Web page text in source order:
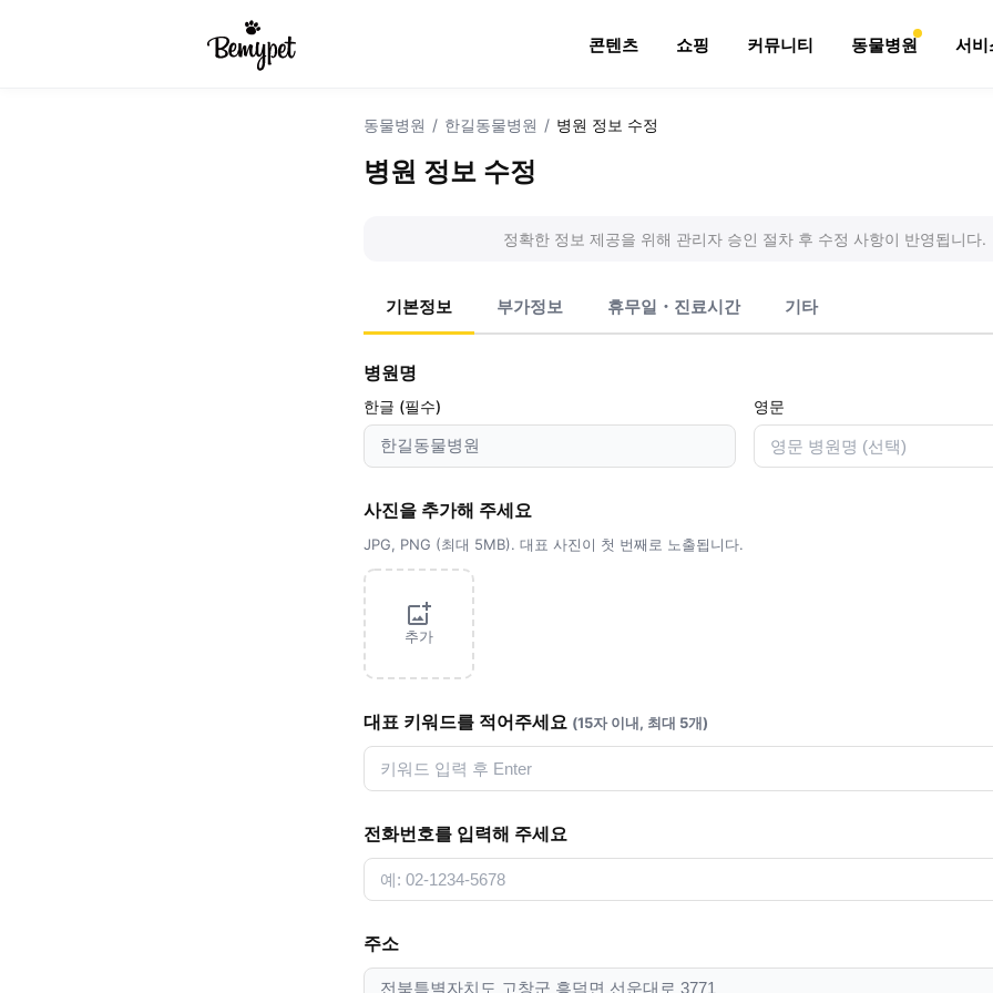
콘텐츠 쇼핑 커뮤니티 동물병원 서비
동물병원 / 한길동물병원 / 병원 정보 수정
병원 정보 수정
정확한 정보 제공을 위해 관리자 승인 절차 후 수정 사항이 반영됩니다.
기본정보 부가정보 휴무일・진료시간 기타
병원명
한글 (필수) 영문
사진을 추가해 주세요
JPG, PNG (최대 5MB). 대표 사진이 첫 번째로 노출됩니다.
추가
대표 키워드를 적어주세요 (15자 이내, 최대 5개)
전화번호를 입력해 주세요
주소